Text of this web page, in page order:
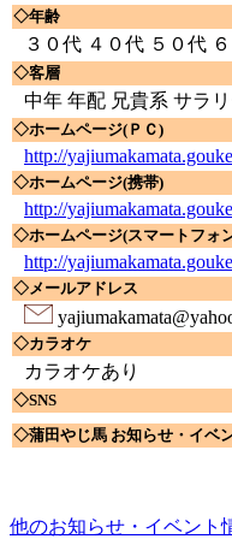
◇年齢
３０代 ４０代 ５０代
◇客層
中年 年配 兄貴系 サラ
◇ホームページ(ＰＣ)
http://
◇ホームページ(携帯)
http://
◇ホームページ(スマートフォ
http://
◇メールアドレス
◇カラオケ
カラオケあり
◇SNS
◇蒲田やじ馬 お知らせ・イベ
他のお知らせ・イベント